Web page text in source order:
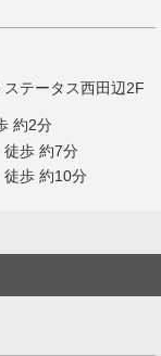
テータス西田辺2F
約2分
徒歩 約7分
徒歩 約10分